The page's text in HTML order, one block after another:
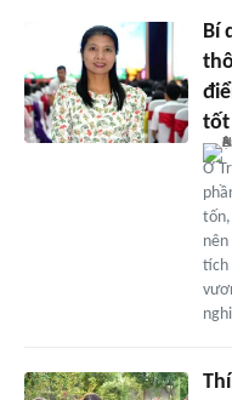
Bí
tốt
Ở
tốn,
tích